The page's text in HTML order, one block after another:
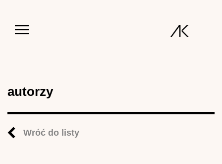
autorzy
Wróć do listy